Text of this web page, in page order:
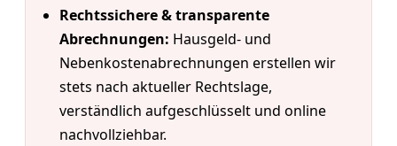
Rechtssichere & transparente
Abrechnungen: Hausgeld- und
Nebenkostenabrechnungen erstellen wir
stets nach aktueller Rechtslage,
verständlich aufgeschlüsselt und online
nachvollziehbar.